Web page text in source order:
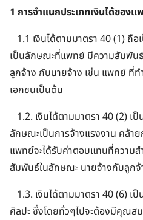
1 การจำแนกประเภทเงินได้ของ
1.1 เงินได้ตามมาตรา 40 (1) ถือ
เป็นลักษณะที่แพทย์ มีความสัมพัน
ลูกจ้าง กับนายจ้าง เช่น แพทย์ ที่ท
เอกชนเป็นต้น
1.2. เงินได้ตามมาตรา 40 (2) เ
ลักษณะเป็นการจ้างแรงงาน คล้
แพทย์จะได้รับค่าตอบแทนที่ความส
สัมพันธ์ในลักษณะ นายจ้างกับลูกจ้
1.3. เงินได้ตามมาตรา 40 (6) เ
ศิลปะ ซึ่งโดยทั่วๆไปจะต้องมีคุณส